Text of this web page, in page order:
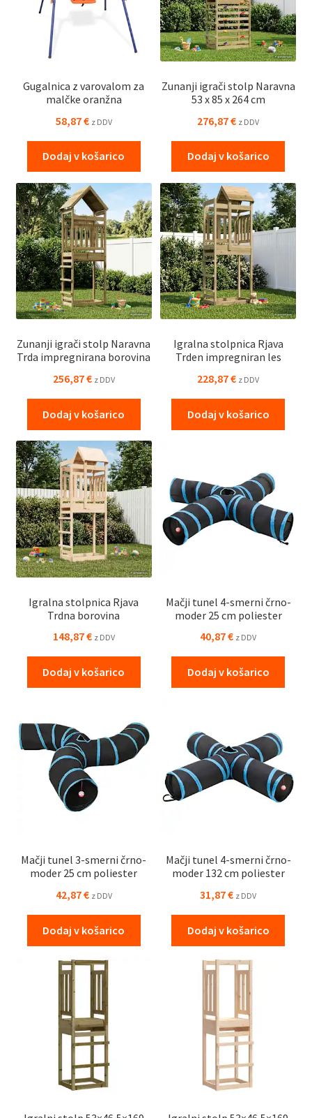
Gugalnica z varovalom za
malčke oranžna
58,87€ z DDV
Dodaj v košarico
Zunanji igrači stolp Naravna
53 x 85 x 264 cm
276,87€ z DDV
Dodaj v košarico
Zunanji igrači stolp Naravna
Trda impregnirana borovina
256,87€ z DDV
Dodaj v košarico
Igralna stolpnica Rjava
Trden impregniran les
228,87€ z DDV
Dodaj v košarico
Igralna stolpnica Rjava
Trdna borovina
148,87€ z DDV
Dodaj v košarico
Mačji tunel 4-smerni črno-
moder 25 cm poliester
40,87€ z DDV
Dodaj v košarico
Mačji tunel 3-smerni črno-
moder 25 cm poliester
42,87€ z DDV
Dodaj v košarico
Mačji tunel 4-smerni črno-
moder 132 cm poliester
31,87€ z DDV
Dodaj v košarico